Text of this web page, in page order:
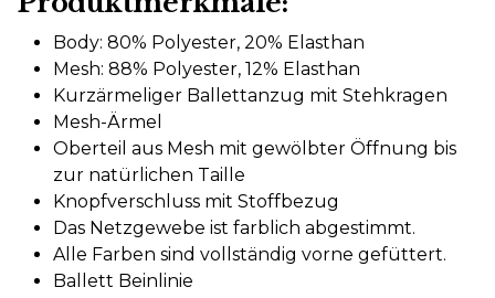
Body: 80% Polyester, 20% Elasthan
Mesh: 88% Polyester, 12% Elasthan
Kurzärmeliger Ballettanzug mit Stehkragen
Mesh-Ärmel
Oberteil aus Mesh mit gewölbter Öffnung bis
zur natürlichen Taille
Knopfverschluss mit Stoffbezug
Das Netzgewebe ist farblich abgestimmt.
Alle Farben sind vollständig vorne gefüttert.
Ballett Beinlinie